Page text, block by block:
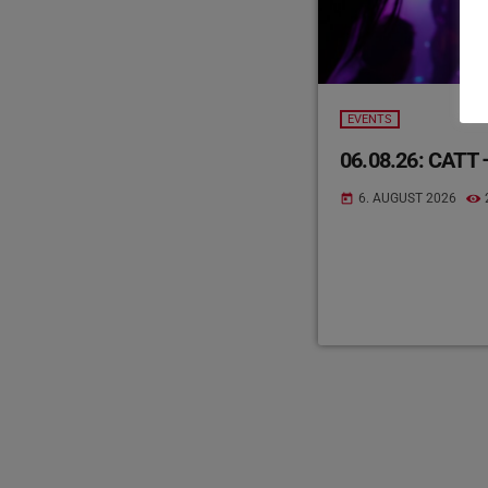
EVENTS
06.08.26: CATT
today 6. AUGUST 2026